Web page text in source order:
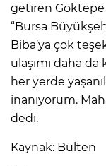
getiren Göktepe
“Bursa
Biba’ya çok
ulaşımı daha da
her yerde
inanıyorum.
dedi.
Kaynak: Bülten